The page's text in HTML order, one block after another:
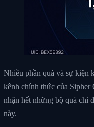
Nhiều phần quà và sự kiện
kênh chính thức của Sipher
nhận hết những bộ quà chỉ
này.